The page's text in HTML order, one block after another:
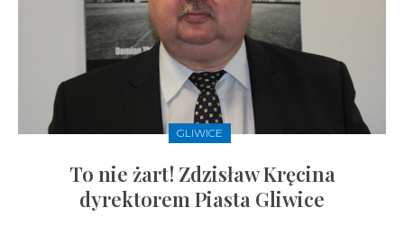
GLIWICE
To nie żart! Zdzisław Kręcina
dyrektorem Piasta Gliwice